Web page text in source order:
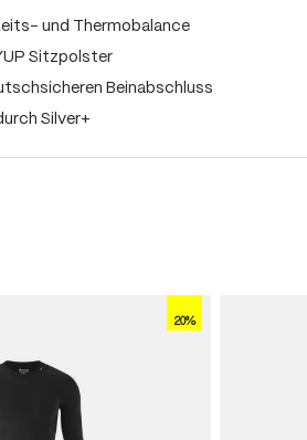
und Thermobalance
Sitzpolster
Beinabschluss
Silver+
20%